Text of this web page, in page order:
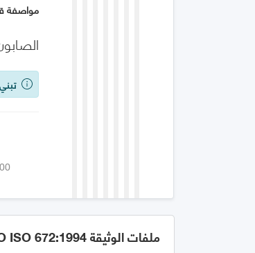
مواصفة
ملفات الوثيقة GSO ISO 672:1994